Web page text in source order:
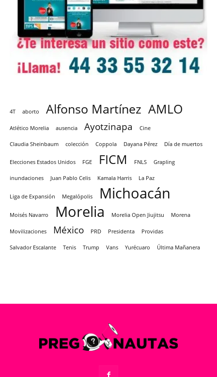
4T aborto Alfonso Martínez AMLO
Atlético Morelia ausencia Ayotzinapa Cine
Claudia Sheinbaum colección Coppola Dayana Pérez Día de muertos
Elecciones Estados Unidos FGE FICM FNLS Grapling
inundaciones Juan Pablo Celis Kamala Harris La Paz
Liga de Expansión Megalópolis Michoacán
Moisés Navarro Morelia Morelia Open Jiujitsu Morena
Movilizaciones México PRD Presidenta Providas
Salvador Escalante Tenis Trump Vans Yurécuaro Última Mañanera